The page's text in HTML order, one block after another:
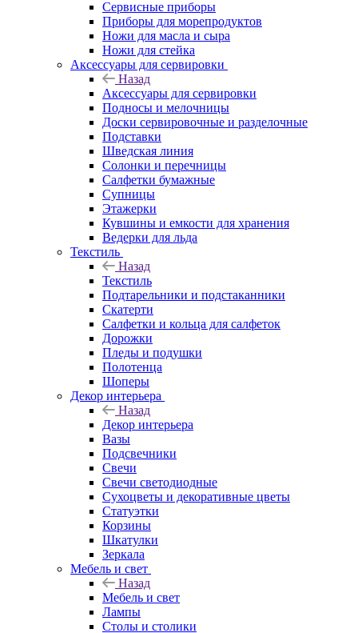
Сервисные приборы
Приборы для морепродуктов
Ножи для масла и сыра
Ножи для стейка
Аксессуары для сервировки
Назад
Аксессуары для сервировки
Подносы и мелочницы
Доски сервировочные и разделочные
Подставки
Шведская линия
Солонки и перечницы
Салфетки бумажные
Супницы
Этажерки
Кувшины и емкости для хранения
Ведерки для льда
Текстиль
Назад
Текстиль
Подтарельники и подстаканники
Скатерти
Салфетки и кольца для салфеток
Дорожки
Пледы и подушки
Полотенца
Шоперы
Декор интерьера
Назад
Декор интерьера
Вазы
Подсвечники
Свечи
Свечи светодиодные
Сухоцветы и декоративные цветы
Статуэтки
Корзины
Шкатулки
Зеркала
Мебель и свет
Назад
Мебель и свет
Лампы
Столы и столики